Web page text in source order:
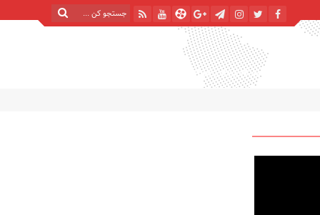
شنبه, ۱۷ مرداد , ۱۴۰۵